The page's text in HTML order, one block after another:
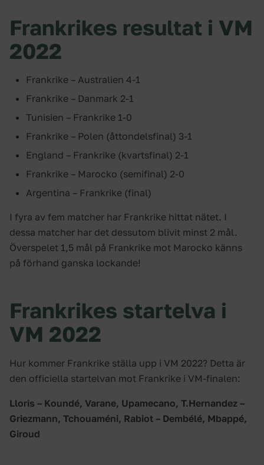
Frankrikes resultat i VM
2022
Frankrike – Australien 4-1
Frankrike – Danmark 2-1
Tunisien – Frankrike 1-0
Frankrike – Polen (åttondelsfinal) 3-1
England – Frankrike (kvartsfinal) 2-1
Frankrike – Marocko (semifinal) 2-0
Argentina – Frankrike (final)
I fyra av fem matcher har Frankrike hittat nätet. I
dessa matcher har det dessutom blivit minst 2 mål.
Överspelet 1,5 mål på Frankrike mot Marocko känns
på förhand ganska lockande!
Frankrikes startelva i
VM 2022
Hur kommer Frankrike ställa upp i VM 2022? Detta är
den officiella startelvan mot Frankrike i VM-finalen:
Lloris – Koundé, Varane, Upamecano, T.Hernandez –
Griezmann, Tchouaméni, Rabiot – Dembélé, Mbappé,
Giroud